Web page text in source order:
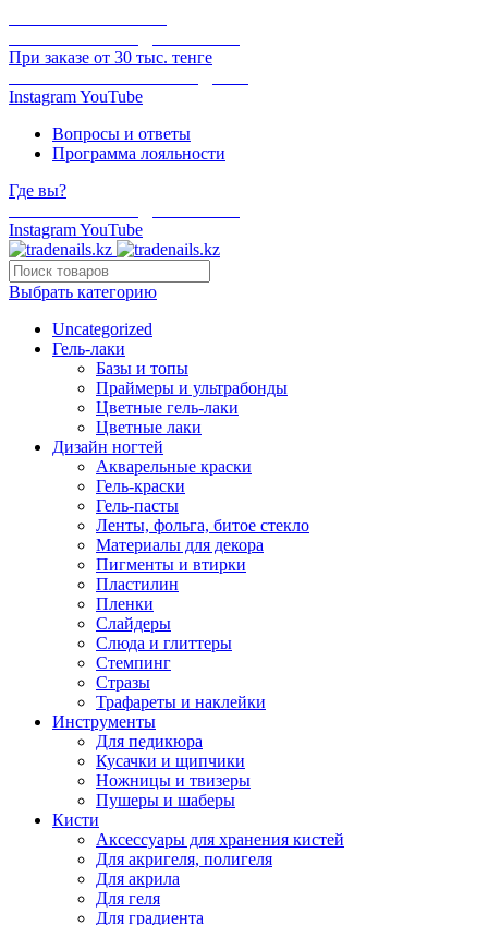
При заказе от 30 тыс. тенге
InstagramYouTube
Вопросы и ответы
Программа лояльности
Где вы?
InstagramYouTube
Выбрать категорию
Uncategorized
Гель-лаки
Базы и топы
Праймеры и ультрабонды
Цветные гель-лаки
Цветные лаки
Дизайн ногтей
Акварельные краски
Гель-краски
Гель-пасты
Ленты, фольга, битое стекло
Материалы для декора
Пигменты и втирки
Пластилин
Пленки
Слайдеры
Слюда и глиттеры
Стемпинг
Стразы
Трафареты и наклейки
Инструменты
Для педикюра
Кусачки и щипчики
Ножницы и твизеры
Пушеры и шаберы
Кисти
Аксессуары для хранения кистей
Для акригеля, полигеля
Для акрила
Для геля
Для градиента